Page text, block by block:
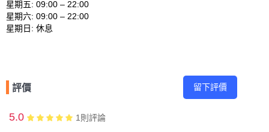
星期五: 09:00 – 22:00
星期六: 09:00 – 22:00
評價 留下評價
5.0 1 則評論